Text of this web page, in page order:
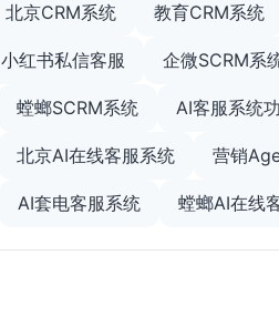
北京CRM系统 教育CRM系统
小红书私信客服 企微SCRM系
螳螂SCRM系统 AI客服系统
北京AI在线客服系统 营销
AI套电客服系统 螳螂AI在线